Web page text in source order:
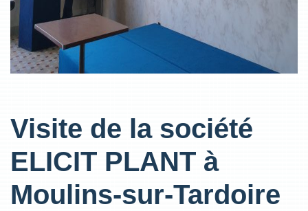
Visite de la société
ELICIT PLANT à
Moulins-sur-Tardoire